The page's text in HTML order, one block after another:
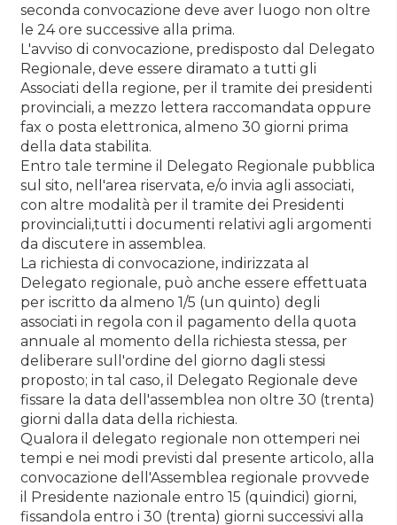
seconda convocazione deve aver luogo non oltre
le 24 ore successive alla prima.
L'avviso di convocazione, predisposto dal Delegato
Regionale, deve essere diramato a tutti gli
Associati della regione, per il tramite dei presidenti
provinciali, a mezzo lettera raccomandata oppure
fax o posta elettronica, almeno 30 giorni prima
della data stabilita.
Entro tale termine il Delegato Regionale pubblica
sul sito, nell'area riservata, e/o invia agli associati,
con altre modalità per il tramite dei Presidenti
provinciali,tutti i documenti relativi agli argomenti
da discutere in assemblea.
La richiesta di convocazione, indirizzata al
Delegato regionale, può anche essere effettuata
per iscritto da almeno 1/5 (un quinto) degli
associati in regola con il pagamento della quota
annuale al momento della richiesta stessa, per
deliberare sull'ordine del giorno dagli stessi
proposto; in tal caso, il Delegato Regionale deve
fissare la data dell'assemblea non oltre 30 (trenta)
giorni dalla data della richiesta.
Qualora il delegato regionale non ottemperi nei
tempi e nei modi previsti dal presente articolo, alla
convocazione dell'Assemblea regionale provvede
il Presidente nazionale entro 15 (quindici) giorni,
fissandola entro i 30 (trenta) giorni successivi alla